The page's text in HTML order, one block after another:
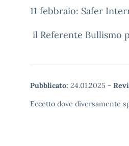
11 febbraio: Safer
il Referente Bullismo
Pubblicato: 24.01.2025 -
Eccetto dove diversamente